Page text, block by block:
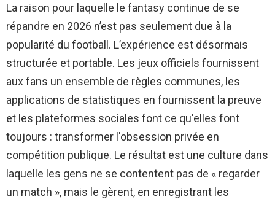
La raison pour laquelle le fantasy continue de se
répandre en 2026 n’est pas seulement due à la
popularité du football. L’expérience est désormais
structurée et portable. Les jeux officiels fournissent
aux fans un ensemble de règles communes, les
applications de statistiques en fournissent la preuve
et les plateformes sociales font ce qu'elles font
toujours : transformer l'obsession privée en
compétition publique. Le résultat est une culture dans
laquelle les gens ne se contentent pas de « regarder
un match », mais le gèrent, en enregistrant les